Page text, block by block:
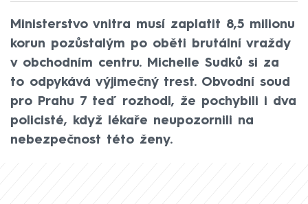
Ministerstvo vnitra musí zaplatit 8,5 milionu
korun pozůstalým po oběti brutální vraždy
v obchodním centru. Michelle Sudků si za
to odpykává výjimečný trest. Obvodní soud
pro Prahu 7 teď rozhodl, že pochybili i dva
policisté, když lékaře neupozornili na
nebezpečnost této ženy.